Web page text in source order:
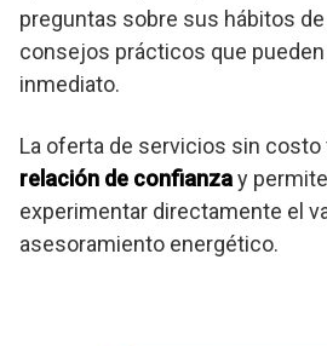
preguntas sobre sus hábitos
consejos prácticos que
inmediato.
La oferta de servicios sin costo
relación de confianzay
experimentar directamente el
asesoramiento energético.